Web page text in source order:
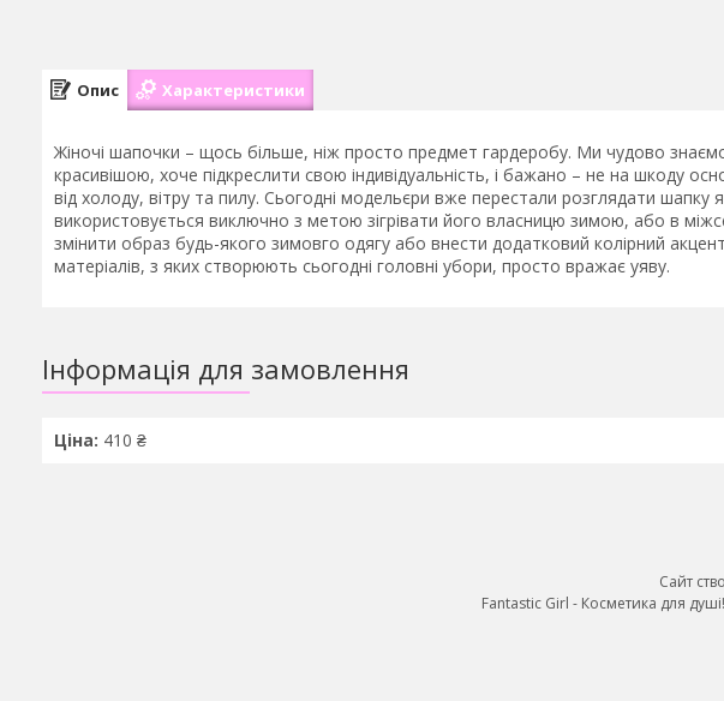
Опис Характеристики
Жіночі шапочки – щось більше, ніж просто предмет гардеробу. Ми чудово
красивішою, хоче підкреслити свою індивідуальність, і бажано – не на шкоду
від холоду, вітру та пилу. Сьогодні модельєри вже перестали розглядати шапку
використовується виключно з метою зігрівати його власницю зимою, або в
змінити образ будь-якого зимовго одягу або внести додатковий колірний
матеріалів, з яких створюють сьогодні головні убори, просто вражає уяву.
Інформація для замовлення
Ціна: 410 ₴
Сайт